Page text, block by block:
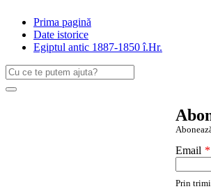
Prima pagină
Date istorice
Egiptul antic 1887-1850 î.Hr.
Caută
după:
Search
Email *
Prin